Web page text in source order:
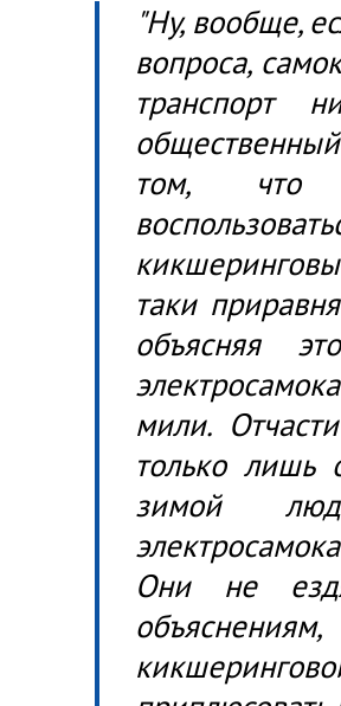
"Ну, вообще,
вопроса,
транспорт
том, что
таки
объясняя
мили.
только лишь
зимой
Они не